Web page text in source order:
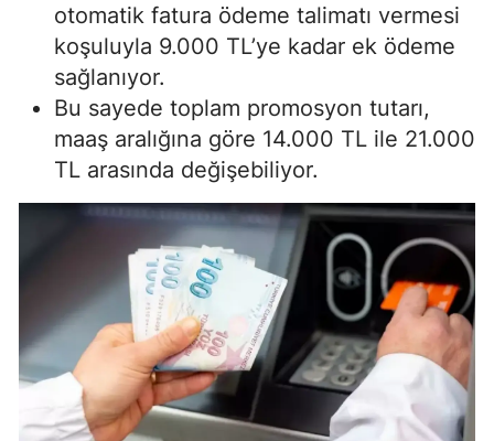
otomatik fatura ödeme talimatı vermesi
koşuluyla 9.000 TL’ye kadar ek ödeme
sağlanıyor.
Bu sayede toplam promosyon tutarı,
maaş aralığına göre 14.000 TL ile 21.000
TL arasında değişebiliyor.